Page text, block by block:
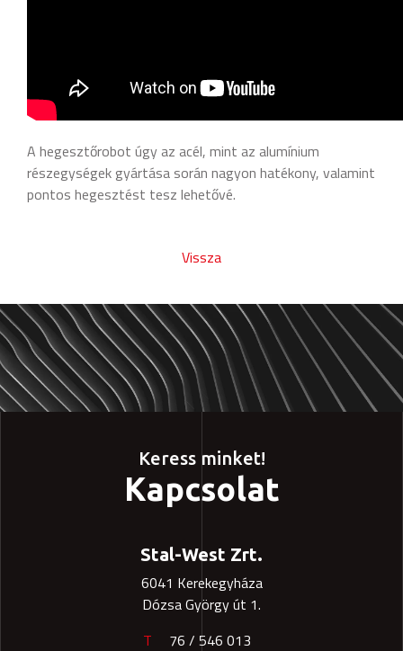
A hegesztőrobot úgy az acél, mint az alumínium
részegységek gyártása során nagyon hatékony, valamint
pontos hegesztést tesz lehetővé.
Vissza
Keress minket!
Kapcsolat
Stal-West Zrt.
6041 Kerekegyháza
Dózsa György út 1.
T
76 / 546 013